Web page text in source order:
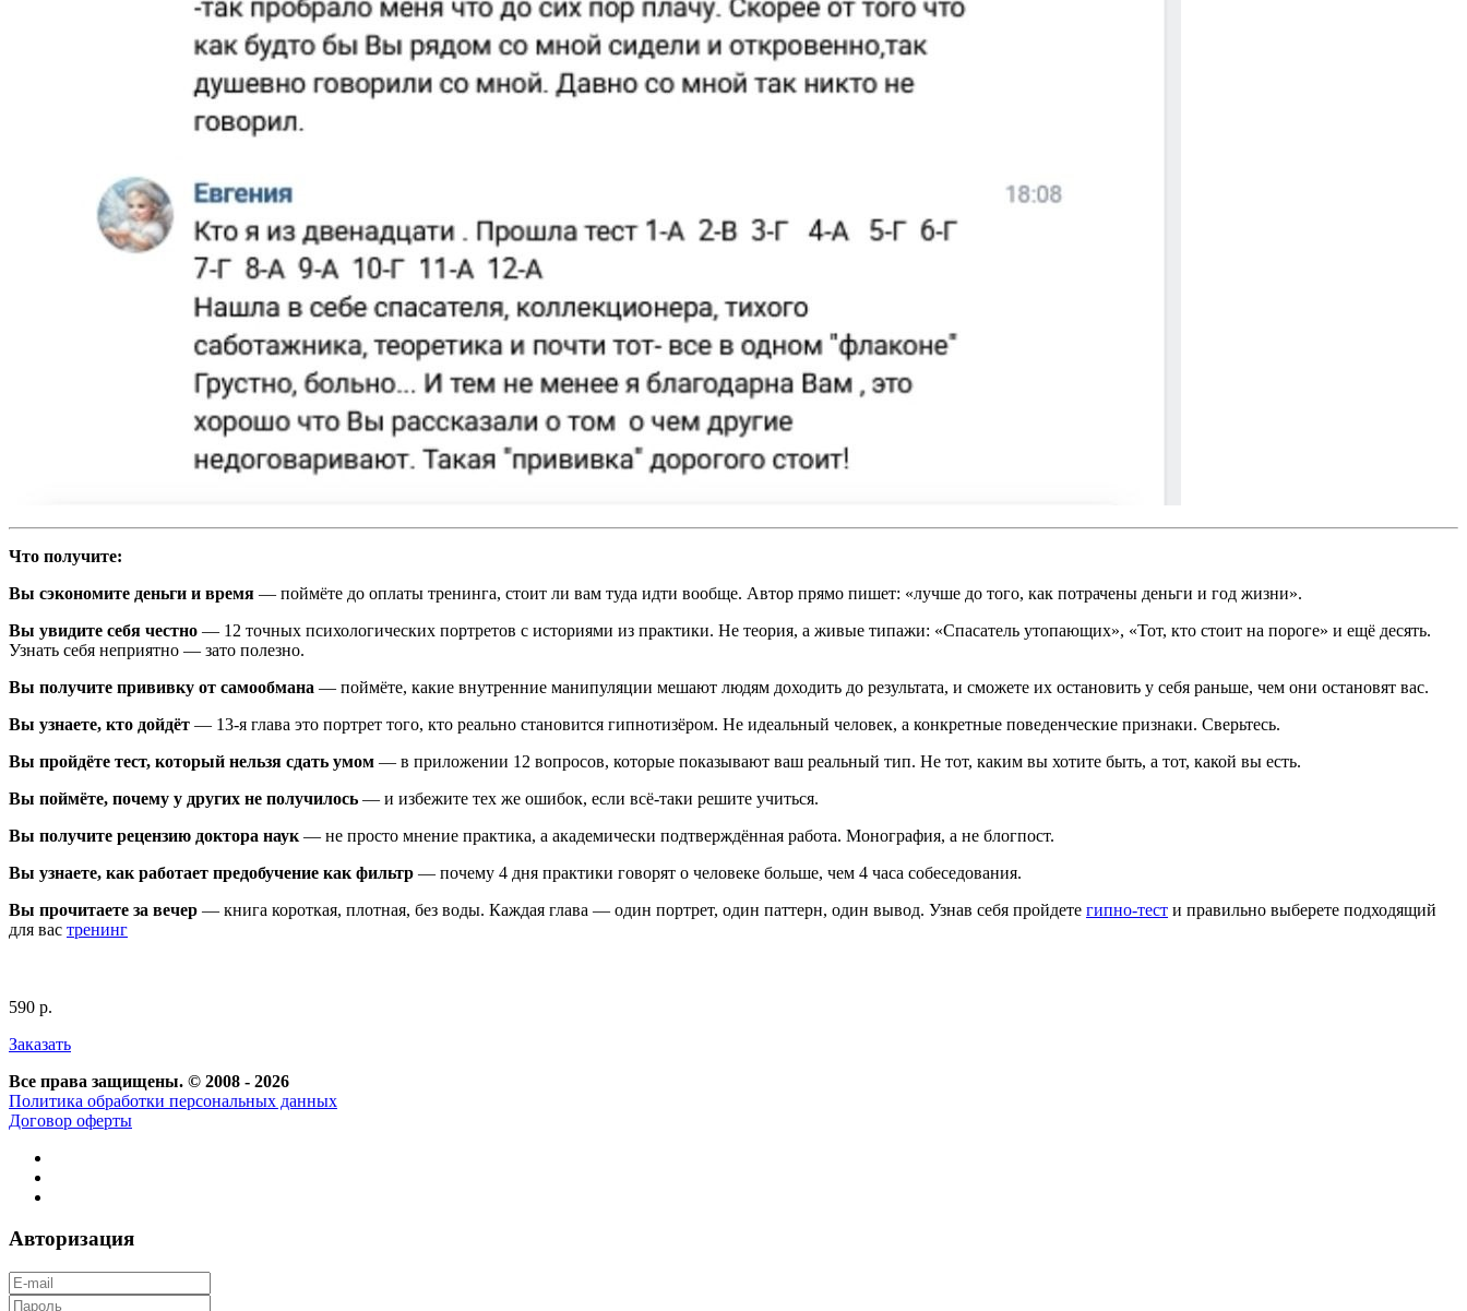
Что получите:
Вы сэкономите деньги и время — поймёте до оплаты тренинга, стоит ли вам туда идти вообще. Автор прямо пишет: «лучше до того, как потрачены деньги и год жизни».
Вы увидите себя честно — 12 точных психологических портретов с историями из практики. Не теория, а живые типажи: «Спасатель утопающих», «Тот, кто стоит на пороге» и ещё десять.
Узнать себя неприятно — зато полезно.
Вы получите прививку от самообмана — поймёте, какие внутренние манипуляции мешают людям доходить до результата, и сможете их остановить у себя раньше, чем они остановят вас.
Вы узнаете, кто дойдёт — 13-я глава это портрет того, кто реально становится гипнотизёром. Не идеальный человек, а конкретные поведенческие признаки. Сверьтесь.
Вы пройдёте тест, который нельзя сдать умом — в приложении 12 вопросов, которые показывают ваш реальный тип. Не тот, каким вы хотите быть, а тот, какой вы есть.
Вы поймёте, почему у других не получилось — и избежите тех же ошибок, если всё-таки решите учиться.
Вы получите рецензию доктора наук — не просто мнение практика, а академически подтверждённая работа. Монография, а не блогпост.
Вы узнаете, как работает предобучение как фильтр — почему 4 дня практики говорят о человеке больше, чем 4 часа собеседования.
Вы прочитаете за вечер — книга короткая, плотная, без воды. Каждая глава — один портрет, один паттерн, один вывод. Узнав себя пройдете гипно-тест и правильно выберете подходящий
для вас тренинг
590 р.
Заказать
Все права защищены. © 2008 - 2026
Политика обработки персональных данных
Договор оферты
Авторизация